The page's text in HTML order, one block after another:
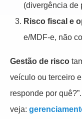
(divergência de
Risco fiscal e
e/MDF-e, não
Gestão de risco
veículo ou terceiro
responde por
veja: